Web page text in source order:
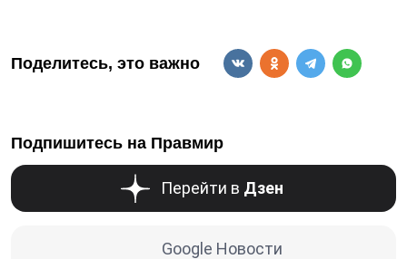
Поделитесь, это важно
Подпишитесь на Правмир
Перейти в Дзен
Google Новости